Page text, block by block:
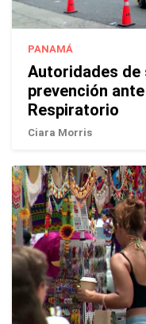
PANAMÁ
Autoridades de
prevención
Respiratorio
Ciara Morris